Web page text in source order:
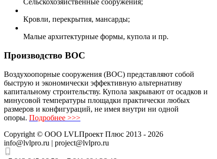
Сельскохозяйственные сооружения;
Кровли, перекрытия, мансарды;
Малые архитектурные формы, купола и пр.
Производство ВОС
Воздухоопорные сооружения (ВОС) представляют собой
быструю и экономически эффективную альтернативу
капитальному строительству. Купола закрывают от осадков и
минусовой температуры площадки практически любых
размеров и конфигураций, не имея внутри ни одной
опоры. Подробнее >>>
Copyright © ООО LVLПроект Плюс 2013 - 2026
info@lvlpro.ru | project@lvlpro.ru